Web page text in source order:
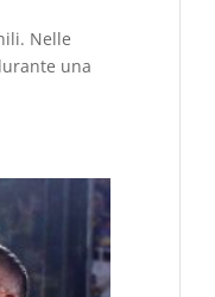
Nelle
una